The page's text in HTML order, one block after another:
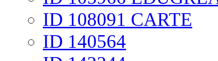
ID 108091 CARTE
ID 140564